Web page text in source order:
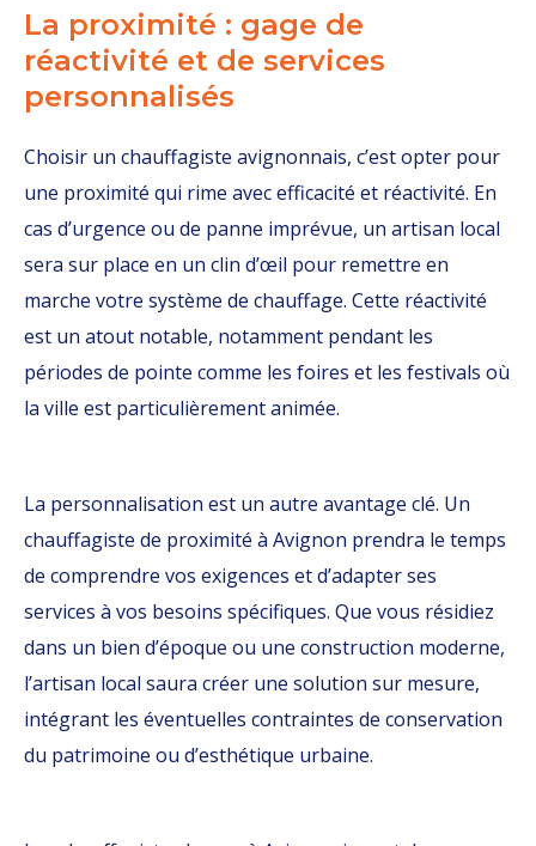
La proximité : gage de
réactivité et de services
personnalisés
Choisir un chauffagiste avignonnais, c’est opter pour
une proximité qui rime avec efficacité et réactivité. En
cas d’urgence ou de panne imprévue, un artisan local
sera sur place en un clin d’œil pour remettre en
marche votre système de chauffage. Cette réactivité
est un atout notable, notamment pendant les
périodes de pointe comme les foires et les festivals où
la ville est particulièrement animée.
La personnalisation est un autre avantage clé. Un
chauffagiste de proximité à Avignon prendra le temps
de comprendre vos exigences et d’adapter ses
services à vos besoins spécifiques. Que vous résidiez
dans un bien d’époque ou une construction moderne,
l’artisan local saura créer une solution sur mesure,
intégrant les éventuelles contraintes de conservation
du patrimoine ou d’esthétique urbaine.